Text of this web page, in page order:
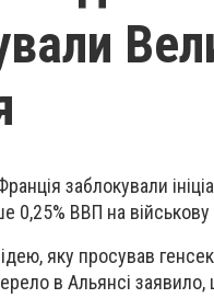
заблокували
ВВП на військову
яку просував
в Альянсі